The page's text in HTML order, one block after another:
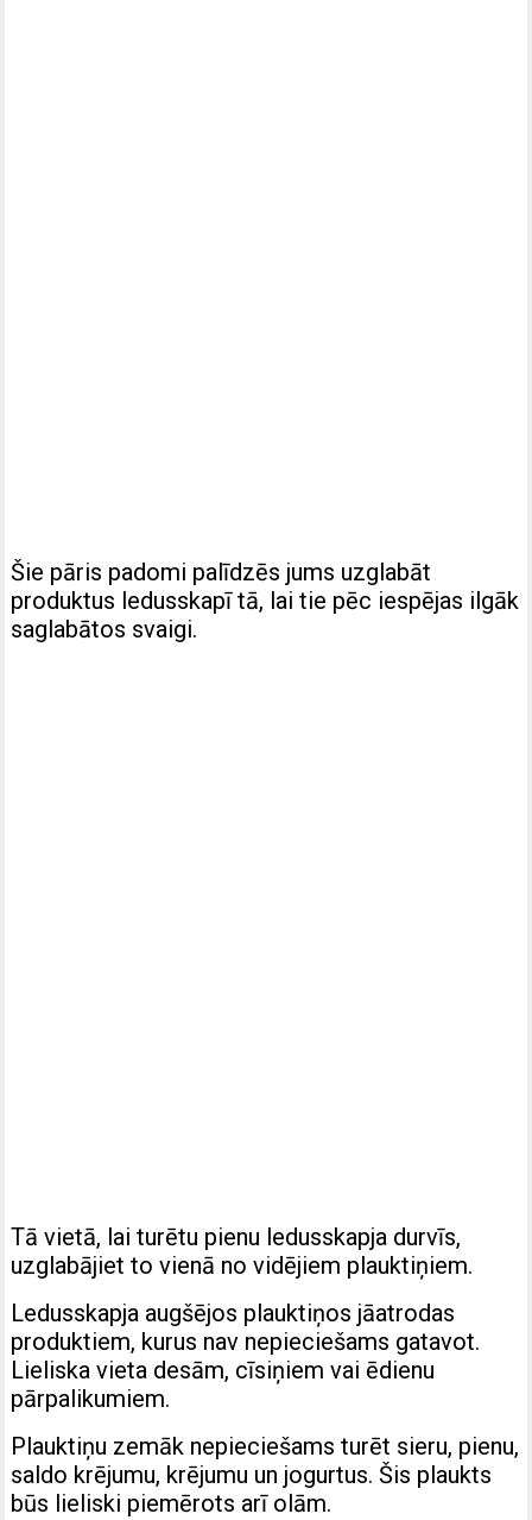
Šie pāris padomi palīdzēs jums uzglabāt
produktus ledusskapī tā, lai tie pēc iespējas ilgāk
saglabātos svaigi.
Tā vietā, lai turētu pienu ledusskapja durvīs,
uzglabājiet to vienā no vidējiem plauktiņiem.
Ledusskapja augšējos plauktiņos jāatrodas
produktiem, kurus nav nepieciešams gatavot.
Lieliska vieta desām, cīsiņiem vai ēdienu
pārpalikumiem.
Plauktiņu zemāk nepieciešams turēt sieru, pienu,
saldo krējumu, krējumu un jogurtus. Šis plaukts
būs lieliski piemērots arī olām.